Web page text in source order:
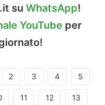
su WhatsApp!
YouTube per
2 3 4 5
11 12 13